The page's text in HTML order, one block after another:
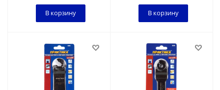
В корзину В корзину